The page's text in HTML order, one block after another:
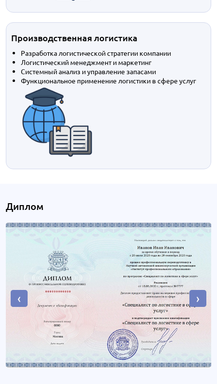
Производственная логистика
Разработка логистической стратегии компании
Логистический менеджмент и маркетинг
Системный анализ и управление запасами
Функциональное применение логистики в сфере услуг
Диплом
‹ ›